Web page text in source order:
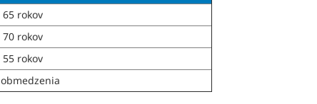
65 rokov
70 rokov
55 rokov